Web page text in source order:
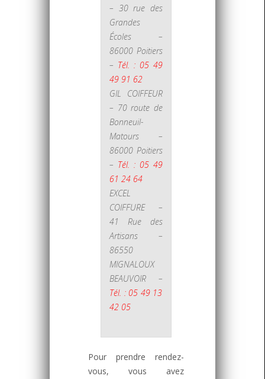
– 30 rue des
Grandes
Écoles –
86000 Poitiers
– Tél. : 05 49
49 91 62
GIL COIFFEUR
– 70 route de
Bonneuil-
Matours –
86000 Poitiers
– Tél. : 05 49
61 24 64
EXCEL
COIFFURE –
41 Rue des
Artisans –
86550
MIGNALOUX
BEAUVOIR –
Tél. : 05 49 13
42 05
Pour prendre rendez-
vous, vous avez